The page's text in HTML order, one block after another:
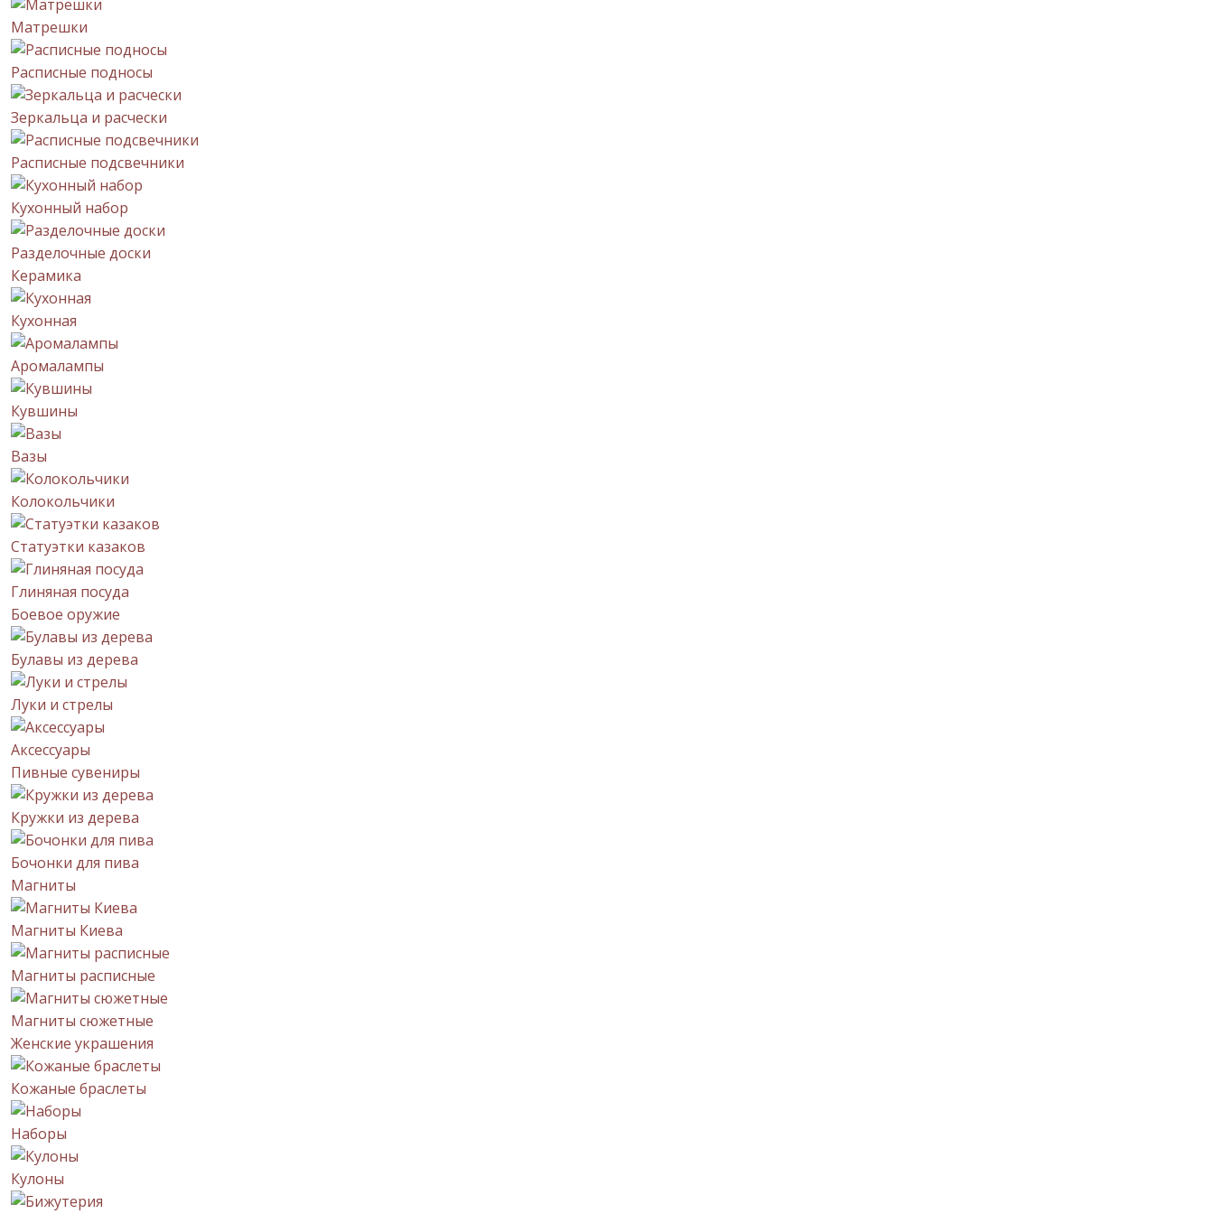
Матрешки
Расписные подносы
Зеркальца и расчески
Расписные подсвечники
Кухонный набор
Разделочные доски
Керамика
Кухонная
Аромалампы
Кувшины
Вазы
Колокольчики
Статуэтки казаков
Глиняная посуда
Боевое оружие
Булавы из дерева
Луки и стрелы
Аксессуары
Пивные сувениры
Кружки из дерева
Бочонки для пива
Магниты
Магниты Киева
Магниты расписные
Магниты сюжетные
Женские украшения
Кожаные браслеты
Наборы
Кулоны